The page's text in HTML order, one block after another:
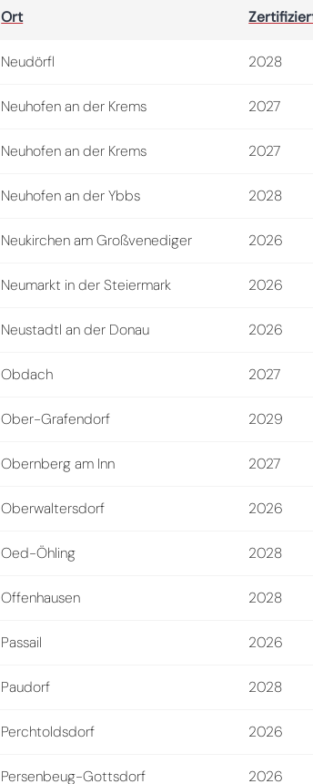
Ort
Neudörfl 2028
Neuhofen an der Krems 2027
Neuhofen an der Krems 2027
Neuhofen an der Ybbs 2028
Neukirchen am Großvenediger 2026
Neumarkt in der Steiermark 2026
Neustadtl an der Donau 2026
Obdach 2027
Ober-Grafendorf 2029
Obernberg am Inn 2027
Oberwaltersdorf 2026
Oed-Öhling 2028
Offenhausen 2028
Passail 2026
Paudorf 2028
Perchtoldsdorf 2026
Persenbeug-Gottsdorf 2026